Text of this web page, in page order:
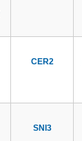
CER2
SNI3